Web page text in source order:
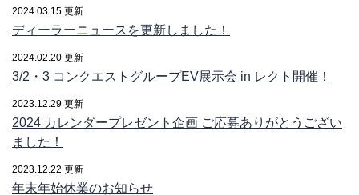
2024.03.15 更新
ディーラーニュースを更新しました！
2024.02.20 更新
3/2・3 コンクエストグループEV展示会 in レクト開催！
2023.12.29 更新
2024 カレンダープレゼント企画 ご応募ありがとうござい
ました！
2023.12.22 更新
年末年始休業のお知らせ